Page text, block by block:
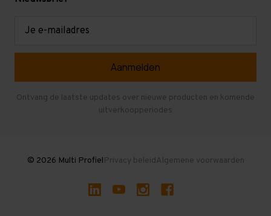
Gebruikte entresolvloeren
Ontvang de laatste updates over nieuwe producten en komende
uitverkoopperiodes
© 2026 Multi ProfielPrivacy beleidAlgemene voorwaarden